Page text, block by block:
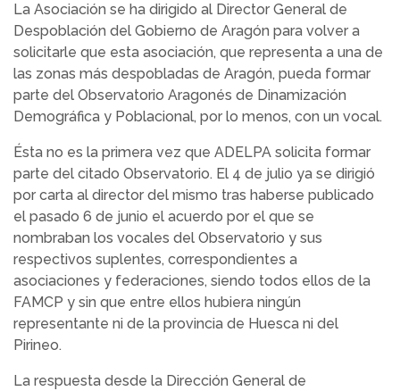
La Asociación se ha dirigido al Director General de
Despoblación del Gobierno de Aragón para volver a
solicitarle que esta asociación, que representa a una de
las zonas más despobladas de Aragón, pueda formar
parte del Observatorio Aragonés de Dinamización
Demográfica y Poblacional, por lo menos, con un vocal.
Ésta no es la primera vez que ADELPA solicita formar
parte del citado Observatorio. El 4 de julio ya se dirigió
por carta al director del mismo tras haberse publicado
el pasado 6 de junio el acuerdo por el que se
nombraban los vocales del Observatorio y sus
respectivos suplentes, correspondientes a
asociaciones y federaciones, siendo todos ellos de la
FAMCP y sin que entre ellos hubiera ningún
representante ni de la provincia de Huesca ni del
Pirineo.
La respuesta desde la Dirección General de